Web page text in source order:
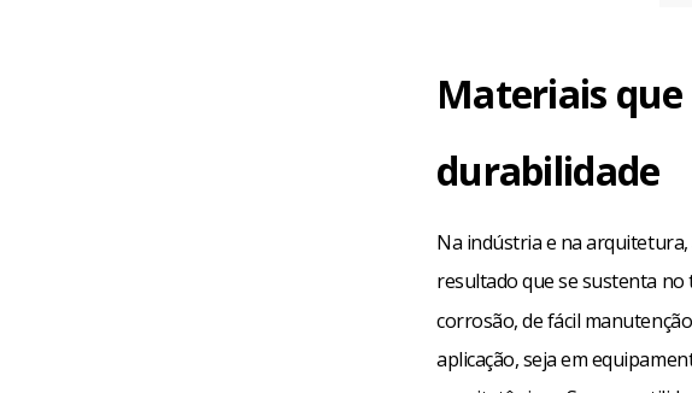
Materiais
durabilidade
Na indústria e na
resultado que se sustenta no
corrosão, de fácil
aplicação, seja em